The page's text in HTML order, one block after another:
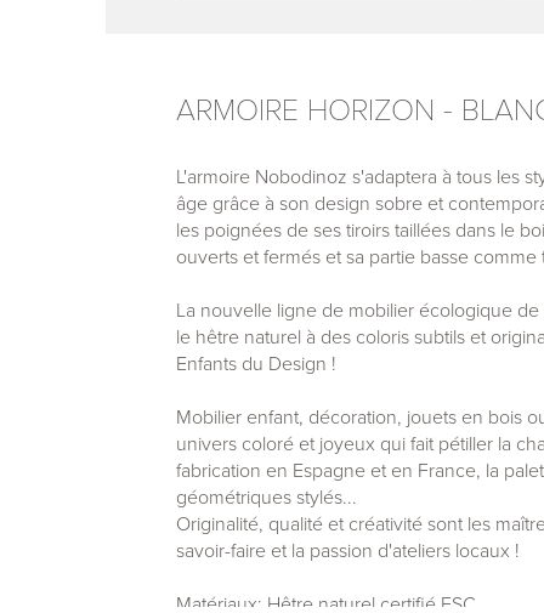
ARMOIRE HORIZON -
L'armoire Nobodinoz s'adaptera à tous les
âge grâce à son design sobre et
les poignées de ses tiroirs taillées dans le
ouverts et fermés et sa partie basse
La nouvelle ligne de mobilier écologique
le hêtre naturel à des coloris subtils et
Enfants du Design !
Mobilier enfant, décoration, jouets en bois
univers coloré et joyeux qui fait pétiller la
fabrication en Espagne et en France, la
géométriques stylés...
Originalité, qualité et créativité sont les
savoir-faire et la passion d'ateliers locaux !
Matériaux: Hêtre naturel certifié FSC